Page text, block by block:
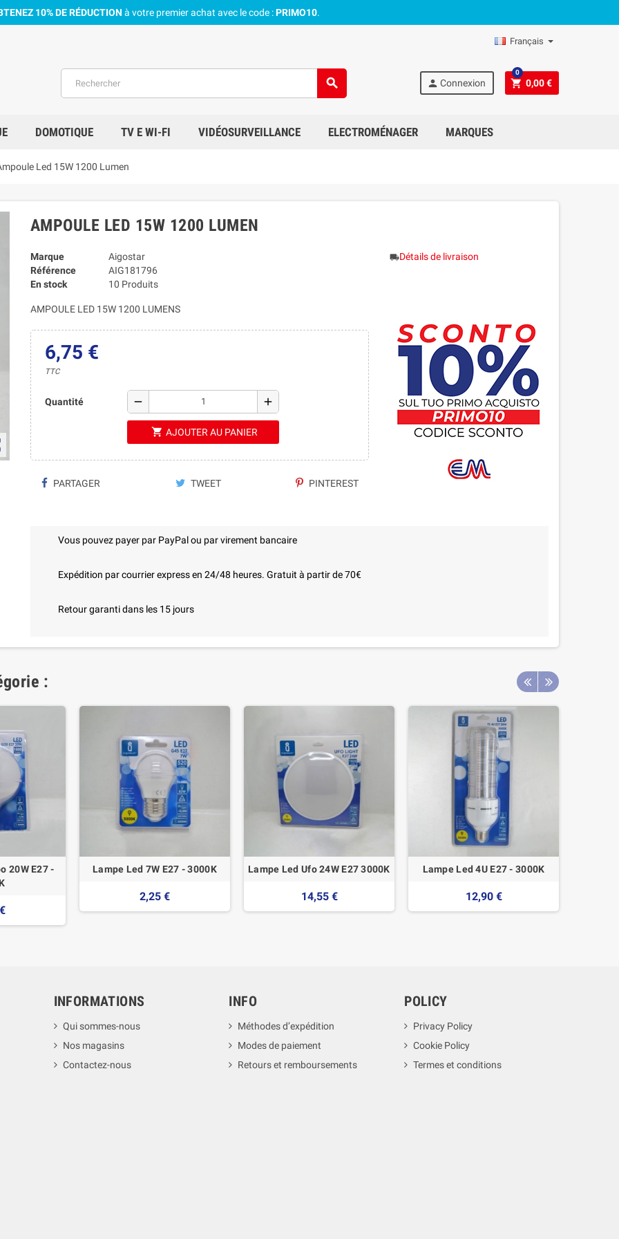
10% DE RÉDUCTION à votre premier achat avec le code :PRIMO10.
Français
search person Connexion shopping_cart 0,00 €
0
DOMOTIQUE TV E WI-FI VIDÉOSURVEILLANCE ELECTROMÉNAGER MARQUES
Led 15W 1200 Lumen
AMPOULE LED 15W 1200 LUMEN
Marque
Aigostar
Référence
AIG181796
En stock
10 Produits
AMPOULE LED 15W 1200 LUMENS
6,75 €
TTC
Quantité remove add
shopping_cart AJOUTER AU PANIER
PARTAGER TWEET PINTEREST
local_shippingDétails de livraison
Vous pouvez payer par PayPal ou par virement bancaire
Expédition par courrier express en 24/48 heures. Gratuit à partir de 70€
Retour garanti dans les 15 jours
:
20W E27 -
Lampe Led 7W E27 - 3000K
2,25 €
Lampe Led Ufo 24W E27 3000K
14,55 €
Lampe Led 4U E27 - 3000K
12,90 €
INFORMATIONS
Qui sommes-nous
Nos magasins
Contactez-nous
INFO
Méthodes d’expédition
Modes de paiement
Retours et remboursements
POLICY
Privacy Policy
Cookie Policy
Termes et conditions